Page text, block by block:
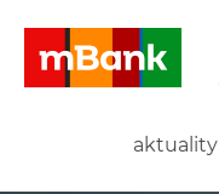
aktuality